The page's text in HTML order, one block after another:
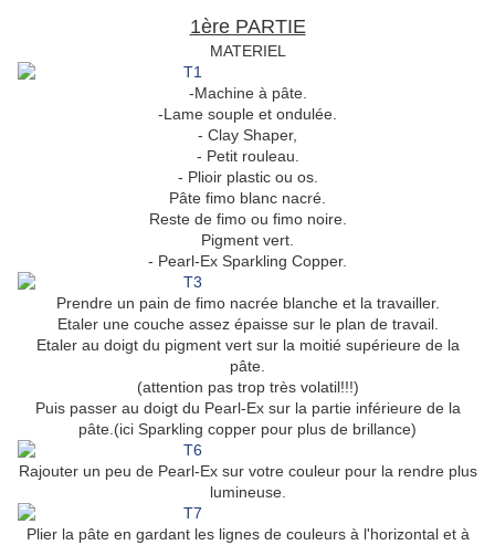
1ère PARTIE
MATERIEL
-Machine à pâte.
-Lame souple et ondulée.
- Clay Shaper,
- Petit rouleau.
- Plioir plastic ou os.
Pâte fimo blanc nacré.
Reste de fimo ou fimo noire.
Pigment vert.
- Pearl-Ex Sparkling Copper.
Prendre un pain de fimo nacrée blanche et la travailler.
Etaler une couche assez épaisse sur le plan de travail.
Etaler au doigt du pigment vert sur la moitié supérieure de la
pâte.
(attention pas trop très volatil!!!)
Puis passer au doigt du Pearl-Ex sur la partie inférieure de la
pâte.(ici Sparkling copper pour plus de brillance)
Rajouter un peu de Pearl-Ex sur votre couleur pour la rendre plus
lumineuse.
Plier la pâte en gardant les lignes de couleurs à l'horizontal et à